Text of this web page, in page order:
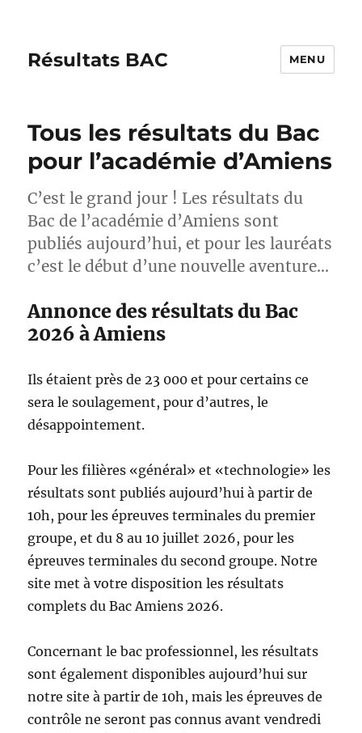
Résultats BAC MENU
Tous les résultats du Bac
pour l’académie d’Amiens
C’est le grand jour ! Les résultats du
Bac de l’académie d’Amiens sont
publiés aujourd’hui, et pour les lauréats
c’est le début d’une nouvelle aventure…
Annonce des résultats du Bac
2026 à Amiens
Ils étaient près de 23 000 et pour certains ce
sera le soulagement, pour d’autres, le
désappointement.
Pour les filières «général» et «technologie» les
résultats sont publiés aujourd’hui à partir de
10h, pour les épreuves terminales du premier
groupe, et du 8 au 10 juillet 2026, pour les
épreuves terminales du second groupe. Notre
site met à votre disposition les résultats
complets du Bac Amiens 2026.
Concernant le bac professionnel, les résultats
sont également disponibles aujourd’hui sur
notre site à partir de 10h, mais les épreuves de
contrôle ne seront pas connus avant vendredi